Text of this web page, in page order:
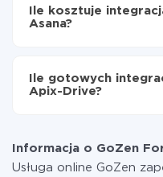
GoZen Forms do
od 5 do 30 minut.
minut.
Ile kosztuje
Asana?
Płacisz tylko za ilość
przekazywana z
w razie potrzeby
informacji o taryfach.
Ile gotowych
Apix-Drive?
Informacja o GoZen
Usługa online GoZen